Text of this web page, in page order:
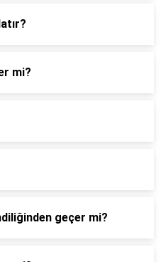
mi?
geçer mi?